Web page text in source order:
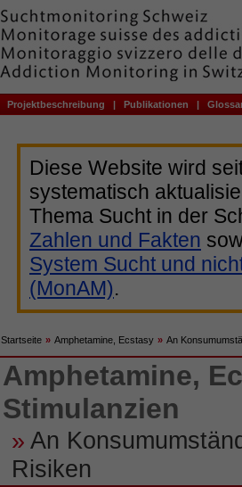
Projektbeschreibung | Publikationen |
Diese Website wird
systematisch
Thema Sucht in der
Zahlen und Fakten
System Sucht und
(MonAM).
Startseite » Amphetamine, Ecstasy » An
Amphetamine,
Stimulanzien
» An
Risiken